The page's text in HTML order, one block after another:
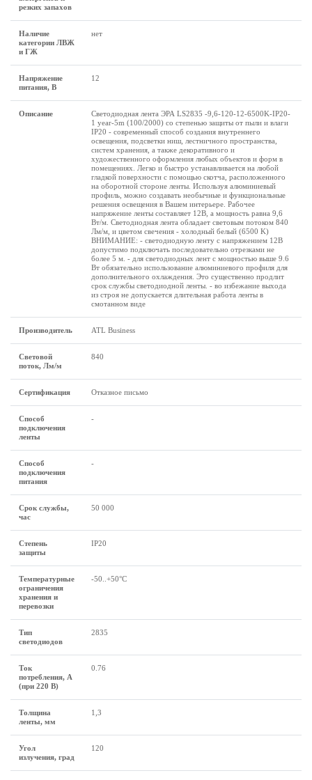
резких запахов
Наличие
категории ЛВЖ
и ГЖ
нет
Напряжение
питания, В
12
Описание
Светодиодная лента ЭРА LS2835 -9,6-120-12-6500K-IP20-
1 year-5m (100/2000) со степенью защиты от пыли и влаги
IP20 - современный способ создания внутреннего
освещения, подсветки ниш, лестничного пространства,
систем хранения, а также декоративного и
художественного оформления любых объектов и форм в
помещениях. Легко и быстро устанавливается на любой
гладкой поверхности с помощью скотча, расположенного
на оборотной стороне ленты. Используя алюминиевый
профиль, можно создавать необычные и функциональные
решения освещения в Вашем интерьере. Рабочее
напряжение ленты составляет 12В, а мощность равна 9,6
Вт/м. Светодиодная лента обладает световым потоком 840
Лм/м, и цветом свечения - холодный белый (6500 K)
ВНИМАНИЕ: - светодиодную ленту с напряжением 12В
допустимо подключать последовательно отрезками не
более 5 м. - для светодиодных лент с мощностью выше 9.6
Вт обязательно использование алюминиевого профиля для
дополнительного охлаждения. Это существенно продлит
срок службы светодиодной ленты. - во избежание выхода
из строя не допускается длительная работа ленты в
смотанном виде
Производитель ATL Business
Световой
поток, Лм/м
840
Сертификация Отказное письмо
Способ
подключения
ленты
-
Способ
подключения
питания
-
Срок службы,
час
50 000
Степень
защиты
IP20
Температурные
ограничения
хранения и
перевозки
-50..+50°C
Тип
светодиодов
2835
Ток
потребления, А
(при 220 В)
0.76
Толщина
ленты, мм
1,3
Угол
излучения, град
120